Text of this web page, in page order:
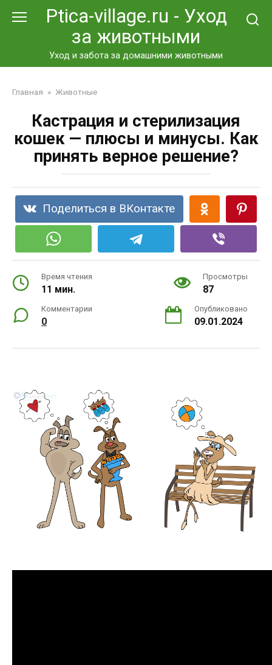
Ptica-village.ru - Уход
за животными
Уход и забота за домашними животными
Главная » Животные
Кастрация и стерилизация
кошек — плюсы и минусы. Как
принять верное решение?
Поделиться в ВКонтакте
Время чтения
11 мин.
Просмотры
87
Комментарии
0
Опубликовано
09.01.2024